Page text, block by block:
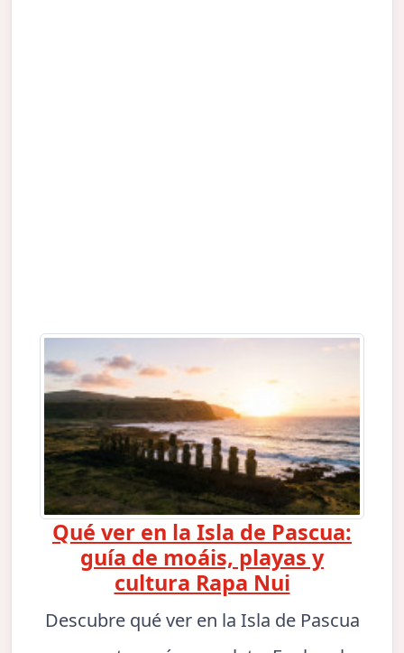
Qué ver en la Isla de Pascua:
guía de moáis, playas y
cultura Rapa Nui
Descubre qué ver en la Isla de Pascua